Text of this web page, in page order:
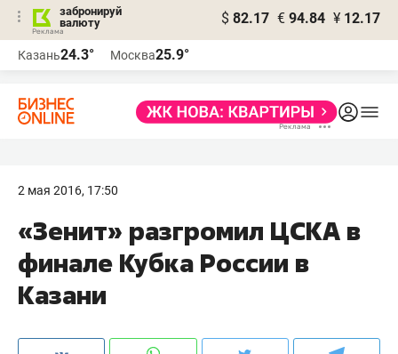
забронируй
валюту
$ 82.17 € 94.84 ¥ 12.17
Казань24.3° Москва25.9°
2 мая 2016, 17:50
«Зенит» разгромил ЦСКА в
финале Кубка России в
Казани